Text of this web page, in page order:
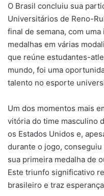
e-
mail
O Brasil concluiu sua
Universitários de Reno-
final de semana, com
medalhas em várias
que reúne estudantes-
mundo, foi uma
talento no esporte
Um dos momentos mais
vitória do time masculino
os Estados Unidos e,
durante o jogo,
sua primeira medalha de
Este triunfo significativo
brasileiro e traz